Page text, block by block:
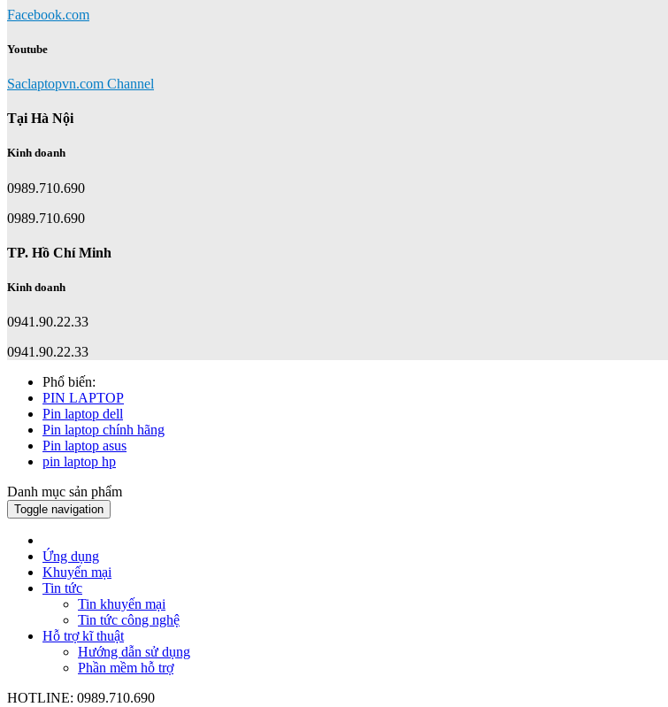
Facebook.com
Youtube
Saclaptopvn.com Channel
Tại Hà Nội
Kinh doanh
0989.710.690
0989.710.690
TP. Hồ Chí Minh
Kinh doanh
0941.90.22.33
0941.90.22.33
Phổ biến:
PIN LAPTOP
Pin laptop dell
Pin laptop chính hãng
Pin laptop asus
pin laptop hp
Danh mục sản phẩm
Toggle navigation
Ứng dụng
Khuyến mại
Tin tức
Tin khuyến mại
Tin tức công nghệ
Hỗ trợ kĩ thuật
Hướng dẫn sử dụng
Phần mềm hỗ trợ
HOTLINE: 0989.710.690